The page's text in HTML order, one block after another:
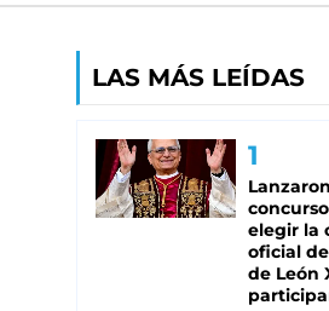
LAS MÁS LEÍDAS
elegir la
oficial
de León